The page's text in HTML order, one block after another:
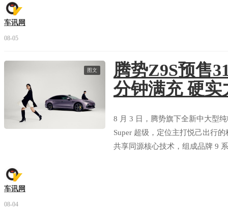
车讯网
08-05
图文
腾势Z9S预售
分钟满充 硬实
8 月 3 日，腾势旗下全新中大型
Super 超级，定位主打悦己出行
共享同源核心技术，组成品牌 9
车讯网
08-04